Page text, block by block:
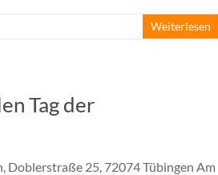
Weiterlesen
Tag der
Doblerstraße 25, 72074 Tübingen Am